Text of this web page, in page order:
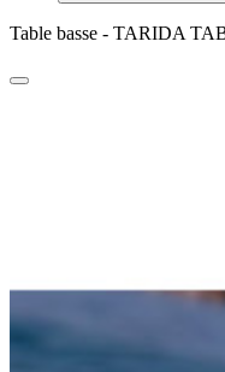
Table basse - TARIDA